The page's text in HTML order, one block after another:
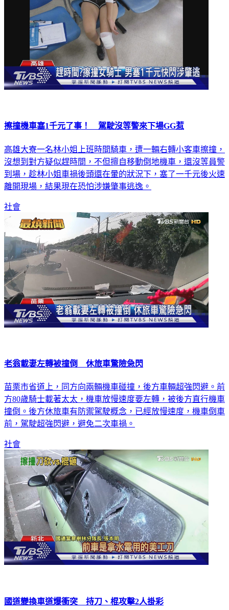
擦撞機車塞1千元了事！ 駕駛沒等警來下場GG惹
高雄大寮一名林小姐上班時間騎車，遭一輛右轉小客車擦撞，
沒想到對方疑似趕時間，不但擅自移動倒地機車，還沒等員警
到場，趁林小姐車禍後頭還在暈的狀況下，塞了一千元後火速
離開現場，結果現在恐怕涉嫌肇事逃逸。
社會
老翁載妻左轉被撞倒 休旅車驚險急閃
苗栗市省道上，同方向兩輛機車碰撞，後方車輛超強閃避。前
方80歲騎士載著太太，機車放慢速度要左轉，被後方直行機車
撞倒。後方休旅車有防禦駕駛概念，已經放慢速度，機車倒車
前，駕駛超強閃避，避免二次車禍。
社會
國道變換車道爆衝突 持刀、棍攻擊2人掛彩